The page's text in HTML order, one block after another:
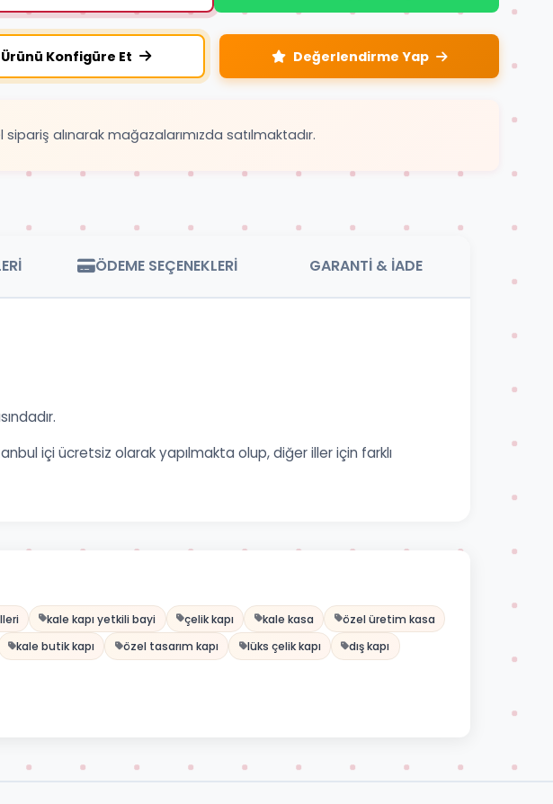
Ürünü Konfigüre Et Değerlendirme Yap
sipariş alınarak mağazalarımızda satılmaktadır.
ÖDEME SEÇENEKLERİ GARANTİ & İADE
içi ücretsiz olarak yapılmakta olup, diğer iller için farklı
kale kapı yetkili bayi çelik kapı kale kasa
özel üretim kasa
kale butik kapı özel tasarım kapı lüks çelik kapı
dış kapı